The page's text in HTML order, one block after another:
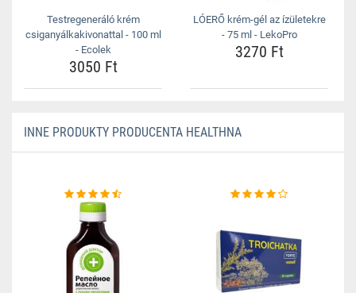
Testregeneráló krém
csiganyálkakivonattal - 100 ml
- Ecolek
3050 Ft
LÓERŐ krém-gél az ízületekre
- 75 ml - LekoPro
3270 Ft
INNE PRODUKTY PRODUCENTA HEALTHNA